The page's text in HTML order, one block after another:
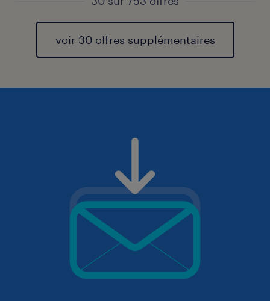
voir 30 offres supplémentaires